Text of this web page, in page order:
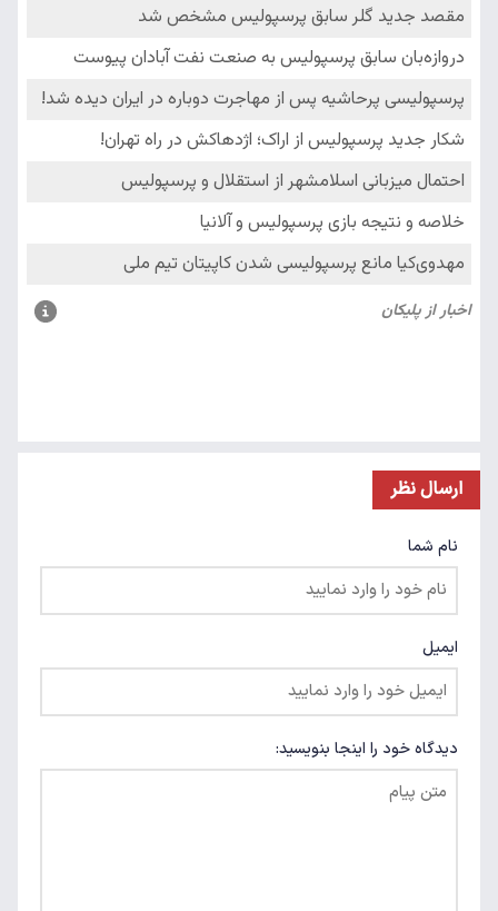
ارسال نظر
نام شما
ایمیل
دیدگاه خود را اینجا بنویسید: